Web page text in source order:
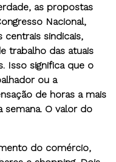
as propostas
Nacional,
centrais sindicais,
trabalho das atuais
Isso significa que o
ou a
de horas a mais
semana. O valor do
do comércio,